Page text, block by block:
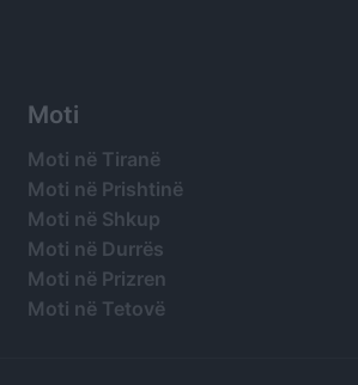
Moti
Moti në Tiranë
Moti në Prishtinë
Moti në Shkup
Moti në Durrës
Moti në Prizren
Moti në Tetovë